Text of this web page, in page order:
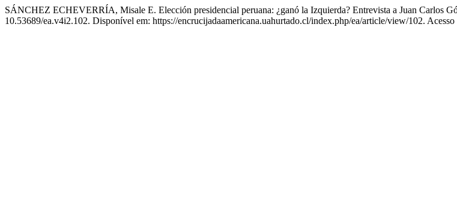
SÁNCHEZ ECHEVERRÍA, Misale E. Elección presidencial peruana: ¿ganó la Izquierda? Entrevista a Juan Carlos
10.53689/ea.v4i2.102. Disponível em: https://encrucijadaamericana.uahurtado.cl/index.php/ea/article/view/102. Acesso